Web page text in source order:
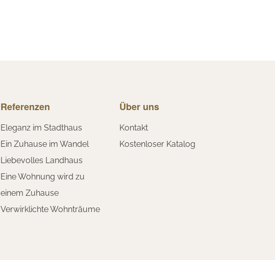
Referenzen
Eleganz im Stadthaus
Ein Zuhause im Wandel
Liebevolles Landhaus
Eine Wohnung wird zu
einem Zuhause
Verwirklichte Wohnträume
Über uns
Kontakt
Kostenloser Katalog